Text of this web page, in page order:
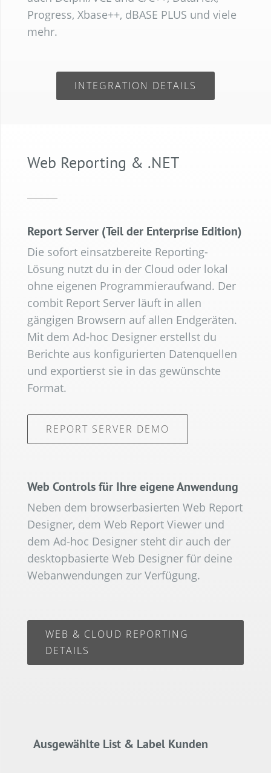
Progress, Xbase++, dBASE PLUS und viele
mehr.
INTEGRATION DETAILS
Web Reporting & .NET
Report Server (Teil der Enterprise Edition)
Die sofort einsatzbereite Reporting-
Lösung nutzt du in der Cloud oder lokal
ohne eigenen Programmieraufwand. Der
combit Report Server läuft in allen
gängigen Browsern auf allen Endgeräten.
Mit dem Ad-hoc Designer erstellst du
Berichte aus konfigurierten Datenquellen
und exportierst sie in das gewünschte
Format.
REPORT SERVER DEMO
Web Controls für Ihre eigene Anwendung
Neben dem browserbasierten Web Report
Designer, dem Web Report Viewer und
dem Ad-hoc Designer steht dir auch der
desktopbasierte Web Designer für deine
Webanwendungen zur Verfügung.
WEB & CLOUD REPORTING
DETAILS
Ausgewählte List & Label Kunden